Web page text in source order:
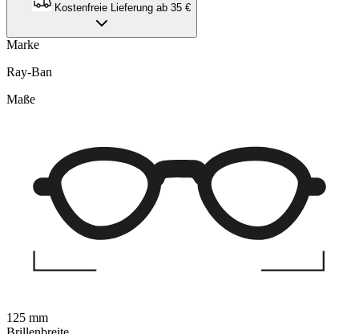
Kostenfreie Lieferung ab 35 €
Marke
Ray-Ban
Maße
125 mm